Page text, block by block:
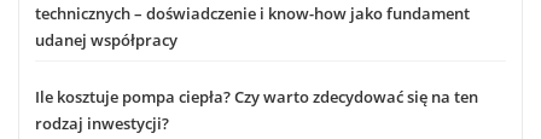
technicznych – doświadczenie i know-how jako fundament
udanej współpracy
Ile kosztuje pompa ciepła? Czy warto zdecydować się na ten
rodzaj inwestycji?